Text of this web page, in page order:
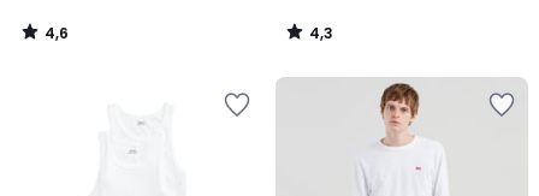
4,6
/
4,3
/